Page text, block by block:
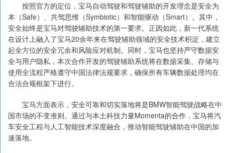
按照官方的定位，宝马自动驾驶和驾驶辅助的开发理念是安全为
本（Safe）、共驾思维（Symbiotic）和智能驱动（Smart）。其中，
安全始终是宝马对驾驶辅助技术的第一要求。正因如此，新一代系统
在设计上融入了宝马20余年来在驾驶辅助领域的安全技术积淀，建立
起全方位的安全冗余和风险应对机制。同时，宝马也坚持严守数据安
全与用户隐私，本次合作开发的驾驶辅助系统将在数据采集、存储与
使用全流程严格遵守中国法律法规要求，确保所有车辆数据处理均在
合法合规框架下进行。
宝马方面表示，安全可靠和切实落地将是BMW智能驾驶战略在中
国市场的不变准则。通过与本土科技力量Momenta的合作，宝马将汽
车安全工程与人工智能技术深度融合，推动智能驾驶辅助在中国的加
速落地。